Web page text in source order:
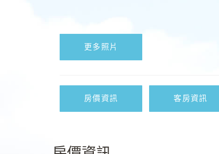
更多照片
房價資訊 客房資訊